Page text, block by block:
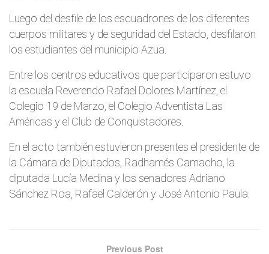
Luego del desfile de los escuadrones de los diferentes
cuerpos militares y de seguridad del Estado, desfilaron
los estudiantes del municipio Azua.
Entre los centros educativos que participaron estuvo
la escuela Reverendo Rafael Dolores Martínez, el
Colegio 19 de Marzo, el Colegio Adventista Las
Américas y el Club de Conquistadores.
En el acto también estuvieron presentes el presidente de
la Cámara de Diputados, Radhamés Camacho, la
diputada Lucía Medina y los senadores Adriano
Sánchez Roa, Rafael Calderón y José Antonio Paula.
Previous Post